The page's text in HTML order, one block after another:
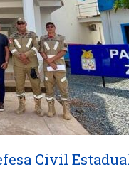
Civil Estadual